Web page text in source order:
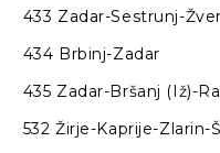
433 Zadar-Sestrunj-
434 Brbinj-Zadar
435 Zadar-Bršanj (Iž)-
532 Žirje-Kaprije-Zlarin-